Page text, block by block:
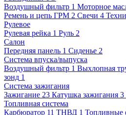
Воздушный фильтр 1 Моторное
Ремень и цепь ГРМ 2 Свечи 4
Рулевое
Рулевая рейка 1 Руль 2
Салон
Передняя панель 1 Сиденье 2
Система впуска/выпуска
Воздушный фильтр 1 Выхлопная
зонд 1
Система зажигания
Зажигание 23 Катушка зажигания 3
Топливная система
Карбюратор 11 ТНВД 1 Топливные